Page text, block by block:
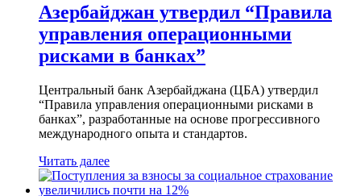
Азербайджан утвердил “Правила
управления операционными
рисками в банках”
Центральный банк Азербайджана (ЦБА) утвердил
“Правила управления операционными рисками в
банках”, разработанные на основе прогрессивного
международного опыта и стандартов.
Читать далее